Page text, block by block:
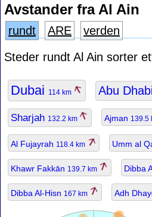
Avstander fra Al Ain
rundt ARE
verden
Steder rundt Al Ain sorter
Dubai 114 km Abu Dhabi
Sharjah 132.2 km Ajman 139.5
Al Fujayrah 118.4 km Umm al
Khawr Fakkān 139.7 km Dibba
Dibba Al-Hisn 167 km Adh